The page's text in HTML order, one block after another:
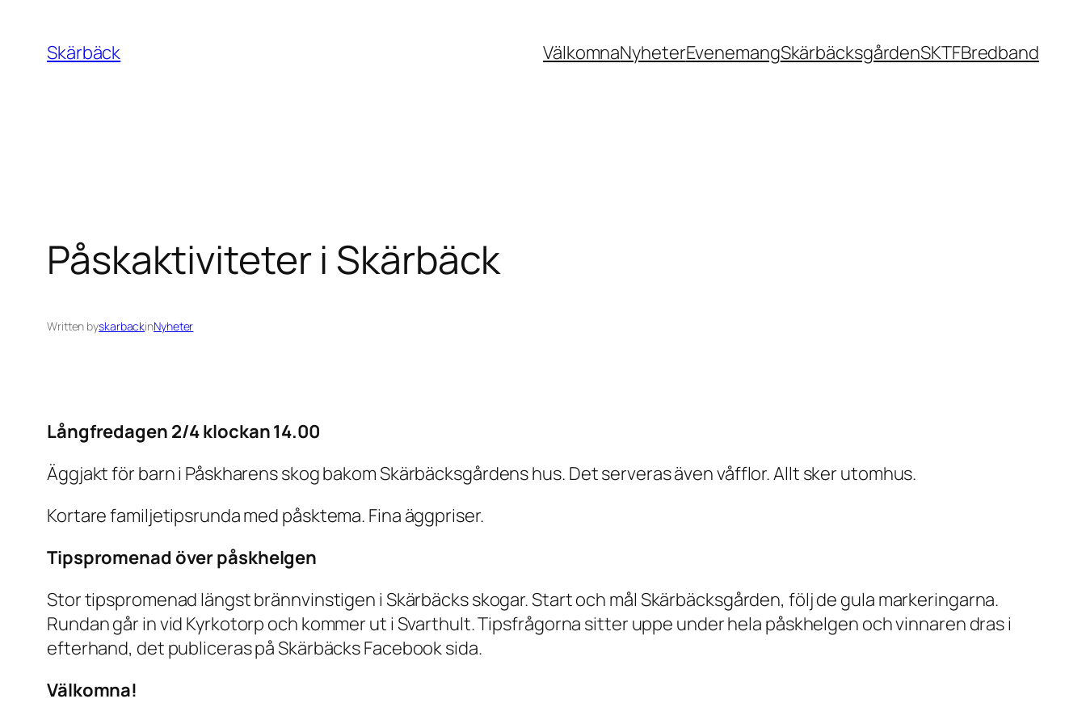
content
Skärbäck VälkomnaNyheterEvenemangSkärbäcksgårdenSKTFBredband
Påskaktiviteter i Skärbäck
Written byskarbackinNyheter
Långfredagen 2/4 klockan 14.00
Äggjakt för barn i Påskharens skog bakom Skärbäcksgårdens hus. Det serveras även våfflor. Allt sker utomhus.
Kortare familjetipsrunda med påsktema. Fina äggpriser.
Tipspromenad över påskhelgen
Stor tipspromenad längst brännvinstigen i Skärbäcks skogar. Start och mål Skärbäcksgården, följ de gula markeringarna.
Rundan går in vid Kyrkotorp och kommer ut i Svarthult. Tipsfrågorna sitter uppe under hela påskhelgen och vinnaren dras i
efterhand, det publiceras på Skärbäcks Facebook sida.
Välkomna!